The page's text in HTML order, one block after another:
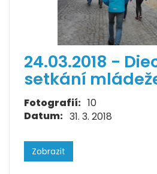
24.03.2018 -
setkání
Fotografií: 10
Datum: 31. 3. 2018
Zobrazit